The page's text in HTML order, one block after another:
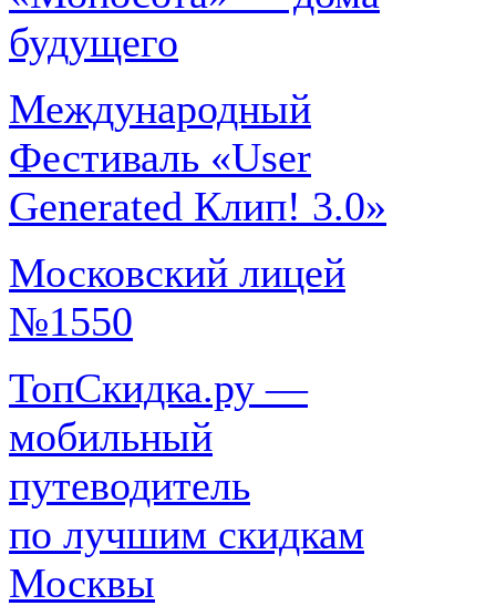
будущего
Международный
Фестиваль «User
Generated Клип! 3.0»
Московский лицей
№1550
ТопСкидка.ру —
мобильный
путеводитель
по лучшим скидкам
Москвы